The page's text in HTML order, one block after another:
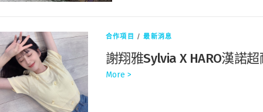
合作項目 /最新消息
謝翔雅Sylvia X HARO漢諾
More >